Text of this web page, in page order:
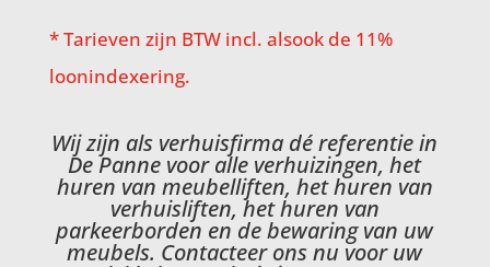
* Tarieven zijn BTW incl. alsook de 11%
loonindexering.
Wij zijn als verhuisfirma dé referentie in
De Panne voor alle verhuizingen, het
huren van meubelliften, het huren van
verhuisliften, het huren van
parkeerborden en de bewaring van uw
meubels. Contacteer ons nu voor uw